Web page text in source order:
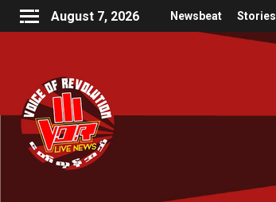
August 7, 2026 Newsbeat Stories